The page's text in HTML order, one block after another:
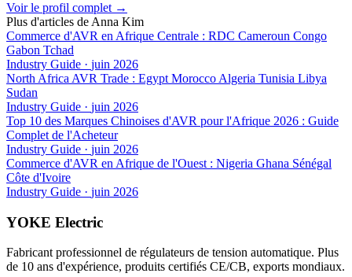
Voir le profil complet →
Plus d'articles de Anna Kim
Commerce d'AVR en Afrique Centrale : RDC Cameroun Congo
Gabon Tchad
Industry Guide · juin 2026
North Africa AVR Trade : Egypt Morocco Algeria Tunisia Libya
Sudan
Industry Guide · juin 2026
Top 10 des Marques Chinoises d'AVR pour l'Afrique 2026 : Guide
Complet de l'Acheteur
Industry Guide · juin 2026
Commerce d'AVR en Afrique de l'Ouest : Nigeria Ghana Sénégal
Côte d'Ivoire
Industry Guide · juin 2026
YOKE Electric
Fabricant professionnel de régulateurs de tension automatique. Plus
de 10 ans d'expérience, produits certifiés CE/CB, exports mondiaux.